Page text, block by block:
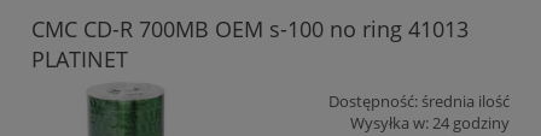
CMC CD-R 700MB OEM s-100 no ring 41013
PLATINET
Dostępność: średnia ilość
Wysyłka w: 24 godziny